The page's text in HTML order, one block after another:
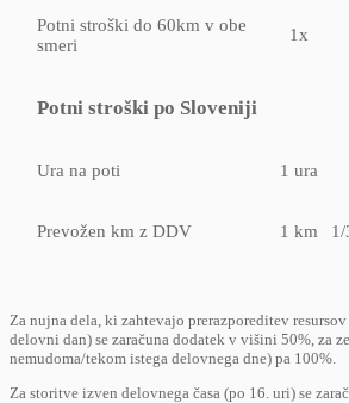
Potni stroški do 60km v obe
smeri
1x
Potni stroški po Sloveniji
Ura na poti 1 ura
Prevožen km z DDV 1 km
Za nujna dela, ki zahtevajo prerazporeditev
delovni dan) se zaračuna dodatek v višini 50%, za
nemudoma/tekom istega delovnega dne) pa 100%.
Za storitve izven delovnega časa (po 16. uri) se